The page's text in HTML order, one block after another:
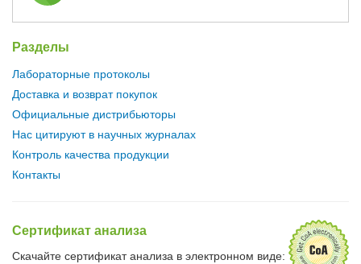
Разделы
Лабораторные протоколы
Доставка и возврат покупок
Официальные дистрибьюторы
Нас цитируют в научных журналах
Контроль качества продукции
Контакты
Сертификат анализа
Скачайте сертификат анализа в электронном виде: